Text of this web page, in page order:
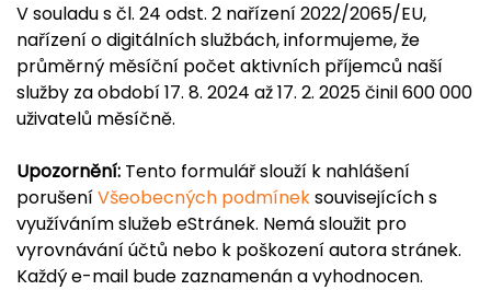
V souladu s čl. 24 odst. 2 nařízení 2022/2065/EU,
nařízení o digitálních službách, informujeme, že
průměrný měsíční počet aktivních příjemců naší
služby za období 17. 8. 2024 až 17. 2. 2025 činil 600 000
uživatelů měsíčně.
Upozornění: Tento formulář slouží k nahlášení
porušeníVšeobecných podmíneksouvisejících s
využíváním služeb eStránek. Nemá sloužit pro
vyrovnávání účtů nebo k poškození autora stránek.
Každý e-mail bude zaznamenán a vyhodnocen.